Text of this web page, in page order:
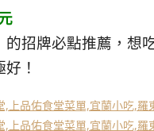
的招牌必點推薦，想
！